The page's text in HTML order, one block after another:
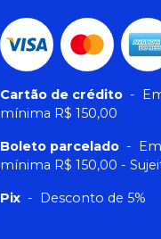
Cartão de crédito -
mínima R$ 150,00
Boleto parcelado -
mínima R$ 150,00 -
Pix - Desconto de 5%